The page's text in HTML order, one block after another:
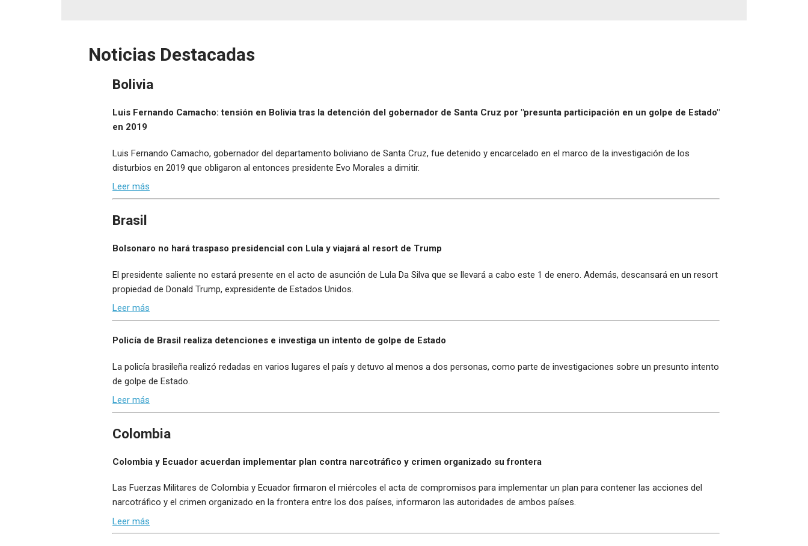
Noticias Destacadas
Bolivia
Luis Fernando Camacho: tensión en Bolivia tras la detención del gobernador de Santa Cruz por "presunta participación en un golpe de Estado"
en 2019
Luis Fernando Camacho, gobernador del departamento boliviano de Santa Cruz, fue detenido y encarcelado en el marco de la investigación de los
disturbios en 2019 que obligaron al entonces presidente Evo Morales a dimitir.
Leer más
Brasil
Bolsonaro no hará traspaso presidencial con Lula y viajará al resort de Trump
El presidente saliente no estará presente en el acto de asunción de Lula Da Silva que se llevará a cabo este 1 de enero. Además, descansará en un resort
propiedad de Donald Trump, expresidente de Estados Unidos.
Leer más
Policía de Brasil realiza detenciones e investiga un intento de golpe de Estado
La policía brasileña realizó redadas en varios lugares el país y detuvo al menos a dos personas, como parte de investigaciones sobre un presunto intento
de golpe de Estado.
Leer más
Colombia
Colombia y Ecuador acuerdan implementar plan contra narcotráfico y crimen organizado su frontera
Las Fuerzas Militares de Colombia y Ecuador firmaron el miércoles el acta de compromisos para implementar un plan para contener las acciones del
narcotráfico y el crimen organizado en la frontera entre los dos países, informaron las autoridades de ambos países.
Leer más